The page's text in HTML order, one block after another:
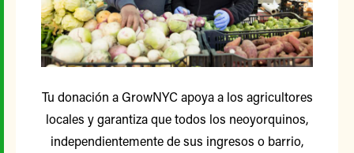
Tu donación a GrowNYC apoya a los agricultores
locales y garantiza que todos los neoyorquinos,
independientemente de sus ingresos o barrio,